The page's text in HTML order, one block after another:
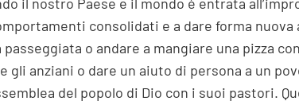
consolidati e a dare forma
o andare a mangiare una pizza
anziani o dare un aiuto di persona a un
del popolo di Dio con i suoi pastori.